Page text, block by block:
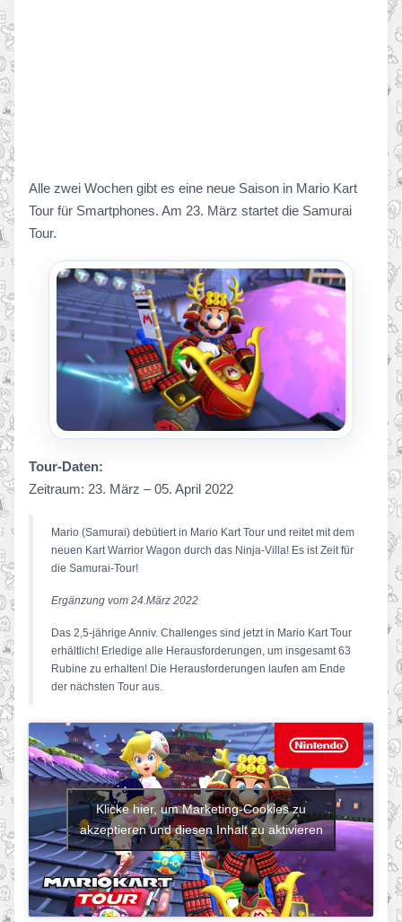
Alle zwei Wochen gibt es eine neue Saison in Mario Kart
Tour für Smartphones. Am 23. März startet die Samurai
Tour.
Tour-Daten:
Zeitraum: 23. März – 05. April 2022
Mario (Samurai) debütiert in Mario Kart Tour und reitet mit dem
neuen Kart Warrior Wagon durch das Ninja-Villa! Es ist Zeit für
die Samurai-Tour!
Ergänzung vom 24.März 2022
Das 2,5-jährige Anniv. Challenges sind jetzt in Mario Kart Tour
erhältlich! Erledige alle Herausforderungen, um insgesamt 63
Rubine zu erhalten! Die Herausforderungen laufen am Ende
der nächsten Tour aus.
Klicke hier, um Marketing-Cookies zu
akzeptieren und diesen Inhalt zu aktivieren